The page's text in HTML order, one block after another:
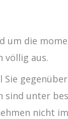
um die
völlig aus.
Sie
sind unter
nicht